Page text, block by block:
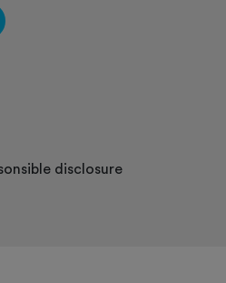
disclosure